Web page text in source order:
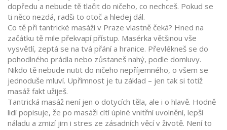
dopředu a nebude tě tlačit do ničeho, co nechceš. Pokud se
ti něco nezdá, radši to otoč a hledej dál.
Co tě při tantrické masáži v Praze vlastně čeká? Hned na
začátku tě mile překvapí přístup. Masérka většinou vše
vysvětlí, zeptá se na tvá přání a hranice. Převlékneš se do
pohodlného prádla nebo zůstaneš nahý, podle domluvy.
Nikdo tě nebude nutit do ničeho nepříjemného, o všem se
jednoduše mluví. Upřímnost je tu základ – jen tak si totiž
masáž fakt užiješ.
Tantrická masáž není jen o dotycích těla, ale i o hlavě. Hodně
lidí popisuje, že po masáži cítí úplné vnitřní uvolnění, lepší
náladu a zmizí jim i stres ze zásadních věcí v životě. Není to